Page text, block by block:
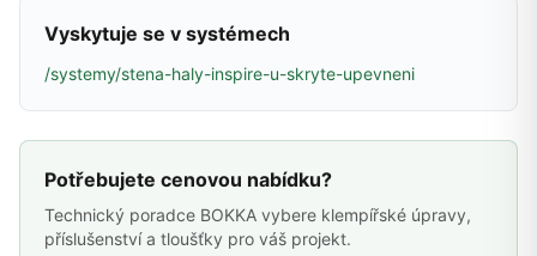
Vyskytuje se v systémech
/systemy/stena-haly-inspire-u-skryte-upevneni
Potřebujete cenovou nabídku?
Technický poradce BOKKA vybere klempířské úpravy,
příslušenství a tloušťky pro váš projekt.